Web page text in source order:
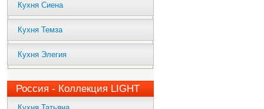
Кухня Сиена
Кухня Темза
Кухня Элегия
Россия - Коллекция LIGHT